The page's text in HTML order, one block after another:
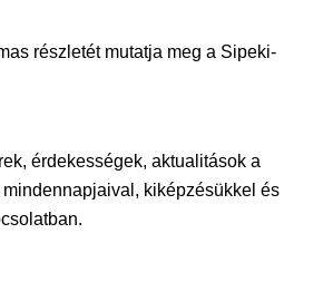
részletét mutatja meg a Sipeki-
érdekességek, aktualitások a
kiképzésükkel és